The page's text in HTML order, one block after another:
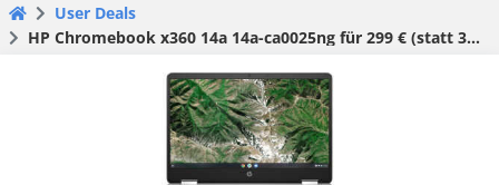
User Deals
HP Chromebook x360 14a 14a-ca0025ng für 299 € (statt 380,90 €)